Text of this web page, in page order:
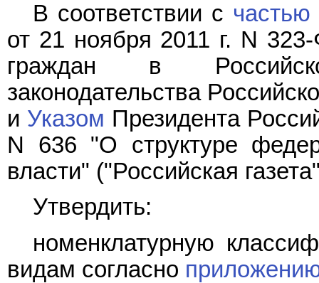
В соответствии с частью
от 21 ноября 2011 г. N
граждан в
законодательства
и Указом Президента
N 636 "О структуре
власти" ("Российская
Утвердить:
номенклатурную
видам согласно